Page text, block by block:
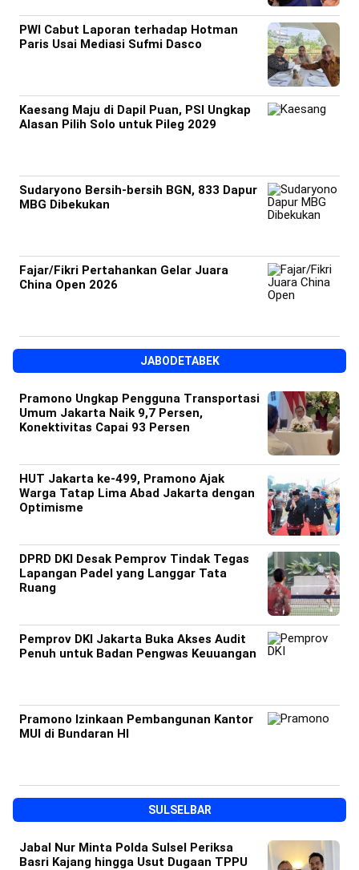
PWI Cabut Laporan terhadap Hotman
Paris Usai Mediasi Sufmi Dasco
Kaesang Maju di Dapil Puan, PSI Ungkap
Alasan Pilih Solo untuk Pileg 2029
Sudaryono Bersih-bersih BGN, 833 Dapur
MBG Dibekukan
Fajar/Fikri Pertahankan Gelar Juara
China Open 2026
JABODETABEK
Pramono Ungkap Pengguna Transportasi
Umum Jakarta Naik 9,7 Persen,
Konektivitas Capai 93 Persen
HUT Jakarta ke-499, Pramono Ajak
Warga Tatap Lima Abad Jakarta dengan
Optimisme
DPRD DKI Desak Pemprov Tindak Tegas
Lapangan Padel yang Langgar Tata
Ruang
Pemprov DKI Jakarta Buka Akses Audit
Penuh untuk Badan Pengwas Keuuangan
Pramono Izinkaan Pembangunan Kantor
MUI di Bundaran HI
SULSELBAR
Jabal Nur Minta Polda Sulsel Periksa
Basri Kajang hingga Usut Dugaan TPPU